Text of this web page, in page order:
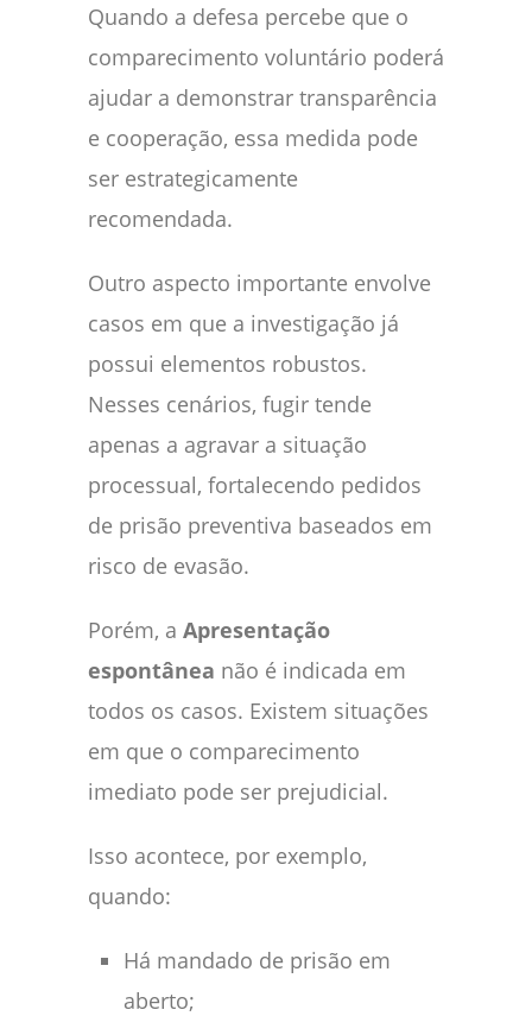
Quando a defesa percebe que o
comparecimento voluntário poderá
ajudar a demonstrar transparência
e cooperação, essa medida pode
ser estrategicamente
recomendada.
Outro aspecto importante envolve
casos em que a investigação já
possui elementos robustos.
Nesses cenários, fugir tende
apenas a agravar a situação
processual, fortalecendo pedidos
de prisão preventiva baseados em
risco de evasão.
Porém, a Apresentação
espontânea não é indicada em
todos os casos. Existem situações
em que o comparecimento
imediato pode ser prejudicial.
Isso acontece, por exemplo,
quando:
Há mandado de prisão em
aberto;